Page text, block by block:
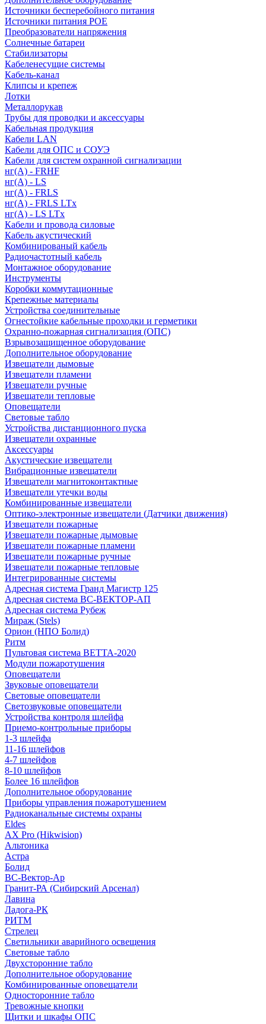
Источники бесперебойного питания
Источники питания POE
Преобразователи напряжения
Солнечные батареи
Стабилизаторы
Кабеленесущие системы
Кабель-канал
Клипсы и крепеж
Лотки
Металлорукав
Трубы для проводки и аксессуары
Кабельная продукция
Кабели LAN
Кабели для ОПС и СОУЭ
Кабели для систем охранной сигнализации
нг(A) - FRHF
нг(A) - LS
нг(А) - FRLS
нг(А) - FRLS LTx
нг(А) - LS LTx
Кабели и провода силовые
Кабель акустический
Комбинированый кабель
Радиочастотный кабель
Монтажное оборудование
Инструменты
Коробки коммутационные
Крепежные материалы
Устройства соединительные
Огнестойкие кабельные проходки и герметики
Охранно-пожарная сигнализация (ОПС)
Взрывозащищенное оборудование
Дополнительное оборудование
Извещатели дымовые
Извещатели пламени
Извещатели ручные
Извещатели тепловые
Оповещатели
Световые табло
Устройства дистанционного пуска
Извещатели охранные
Аксессуары
Акустические извещатели
Вибрационные извещатели
Извещатели магнитоконтактные
Извещатели утечки воды
Комбинированные извещатели
Оптико-электронные извещатели (Датчики движения)
Извещатели пожарные
Извещатели пожарные дымовые
Извещатели пожарные пламени
Извещатели пожарные ручные
Извещатели пожарные тепловые
Интегрированные системы
Адресная система Гранд Магистр 125
Адресная система ВС-ВЕКТОР-АП
Адресная система Рубеж
Мираж (Stels)
Орион (НПО Болид)
Ритм
Пультовая система ВЕТТА-2020
Модули пожаротушения
Оповещатели
Звуковые оповещатели
Световые оповещатели
Светозвуковые оповещатели
Устройства контроля шлейфа
Приемо-контрольные приборы
1-3 шлейфа
11-16 шлейфов
4-7 шлейфов
8-10 шлейфов
Более 16 шлейфов
Дополнительное оборудование
Приборы управления пожаротушением
Радиоканальные системы охраны
Eldes
AX Pro (Hikwision)
Альтоника
Астра
Болид
ВС-Вектор-Ар
Гранит-РА (Сибирский Арсенал)
Лавина
Ладога-РК
РИТМ
Стрелец
Светильники аварийного освещения
Световые табло
Двухсторонние табло
Дополнительное оборудование
Комбинированные оповещатели
Односторонние табло
Тревожные кнопки
Щитки и шкафы ОПС